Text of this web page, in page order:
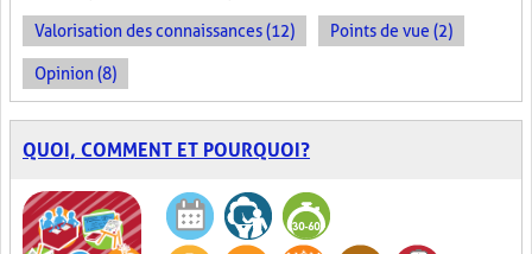
Valorisation des connaissances (12) Points de vue (2)
Opinion (8)
QUOI, COMMENT ET POURQUOI?